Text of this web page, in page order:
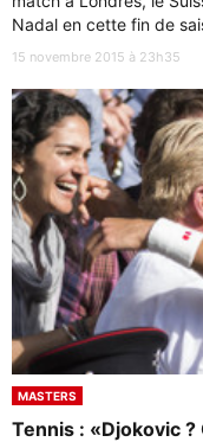
Nadal en cette fin de
15 novembre 2015 à 23h35
MASTERS
Tennis : «Djokovic